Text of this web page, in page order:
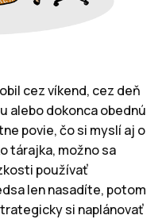
cez víkend, cez deň
alebo dokonca obednú
povie, čo si myslí aj o
tárajka, možno sa
používať
len nasadíte, potom
si naplánovať